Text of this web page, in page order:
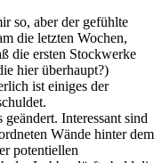
so, aber der gefühlte
die letzten Wochen,
die ersten Stockwerke
hier überhaupt?)
ist einiges der
Interessant sind
Wände hinter dem
potentiellen